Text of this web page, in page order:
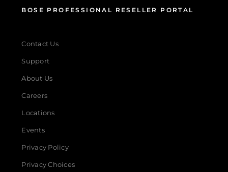
BOSE PROFESSIONAL RESELLER PORTAL
Contact Us
Support
About Us
Careers
Locations
Events
Privacy Policy
Privacy Choices